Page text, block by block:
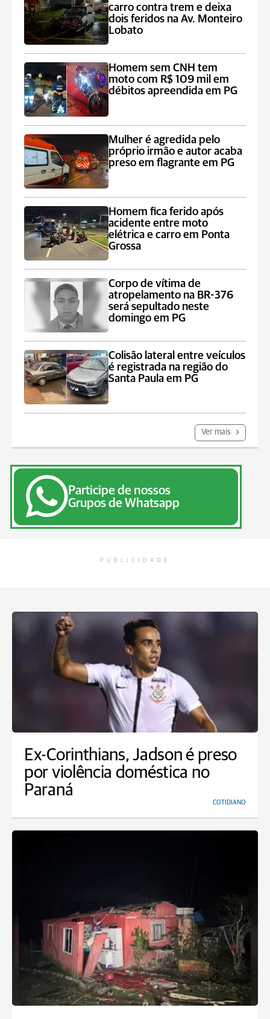
carro contra trem e deixa
dois feridos na Av. Monteiro
Lobato
Homem sem CNH tem
moto com R$ 109 mil em
débitos apreendida em PG
Mulher é agredida pelo
próprio irmão e autor acaba
preso em flagrante em PG
Homem fica ferido após
acidente entre moto
elétrica e carro em Ponta
Grossa
Corpo de vítima de
atropelamento na BR-376
será sepultado neste
domingo em PG
Colisão lateral entre veículos
é registrada na região do
Santa Paula em PG
Ver mais
Participe de nossos
Grupos de Whatsapp
PUBLICIDADE
Ex-Corinthians, Jadson é preso
por violência doméstica no
Paraná
COTIDIANO